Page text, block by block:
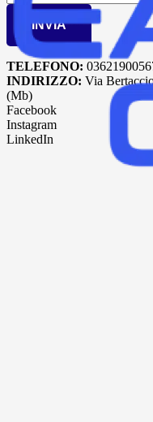
TELEFONO:
INDIRIZZO: Via
(Mb)
Facebook
Instagram
LinkedIn